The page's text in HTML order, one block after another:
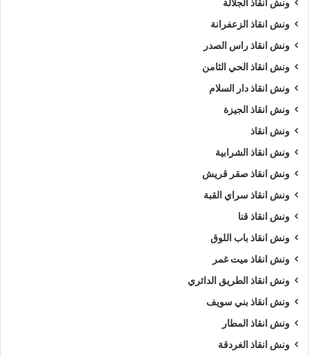
ونش انقاذ الجلالة
ونش انقاذ الزعفرانة
ونش انقاذ راس الصدر
ونش انقاذ الحي الثامن
ونش انقاذ دار السلام
ونش انقاذ الجيزة
ونش انقاذ
ونش انقاذ الشرابية
ونش انقاذ صقر قريش
ونش انقاذ سراي القبة
ونش انقاذ قنا
ونش انقاذ باب اللوق
ونش انقاذ ميت غمر
ونش انقاذ الطريق الدائري
ونش انقاذ بني سويف
ونش انقاذ المطار
ونش انقاذ الغردقة